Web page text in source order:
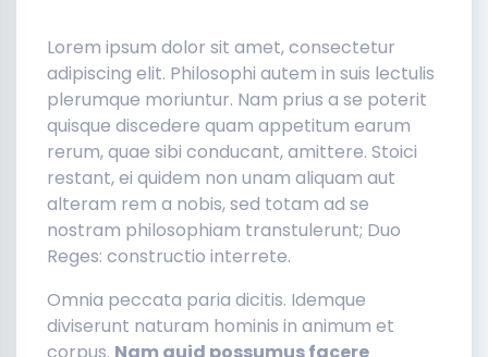
Lorem ipsum dolor sit amet, consectetur
adipiscing elit. Philosophi autem in suis lectulis
plerumque moriuntur. Nam prius a se poterit
quisque discedere quam appetitum earum
rerum, quae sibi conducant, amittere. Stoici
restant, ei quidem non unam aliquam aut
alteram rem a nobis, sed totam ad se
nostram philosophiam transtulerunt; Duo
Reges: constructio interrete.
Omnia peccata paria dicitis. Idemque
diviserunt naturam hominis in animum et
corpus. Nam quid possumus facere